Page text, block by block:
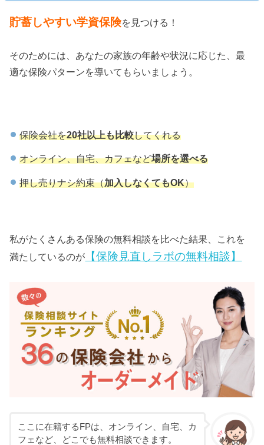
貯蓄しやすい学資保険を見つける！
そのためには、あなたの家族の年齢や状況に応じた、最
適な保険パターンを導いてもらいましょう。
保険会社を20社以上も比較してくれる
オンライン、自宅、カフェなど場所を選べる
押し売りナシ約束（加入しなくてもOK）
私がたくさんある保険の無料相談を比べた結果、これを
満たしているのが
【保険見直しラボの無料相談】
ここに在籍するFPは、オンライン、自宅、カ
フェなど、どこでも無料相談できます。